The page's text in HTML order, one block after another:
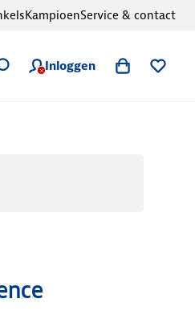
Inloggen
KampioenService & contact